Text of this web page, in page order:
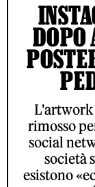
DOPO
L'artwork
rimosso
social
società
esistono